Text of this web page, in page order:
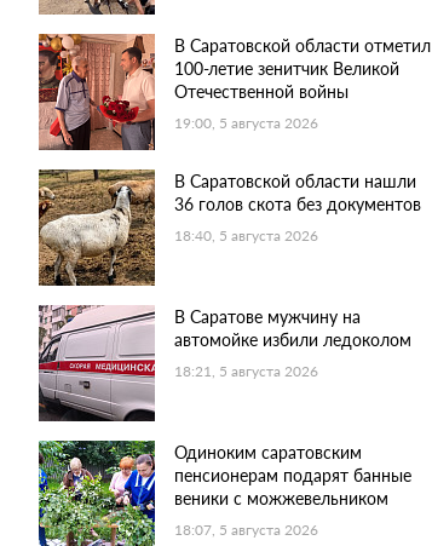
В Саратовской области отметил
100-летие зенитчик Великой
Отечественной войны
19:00, 5 августа 2026
В Саратовской области нашли
36 голов скота без документов
18:40, 5 августа 2026
В Саратове мужчину на
автомойке избили ледоколом
18:21, 5 августа 2026
Одиноким саратовским
пенсионерам подарят банные
веники с можжевельником
18:07, 5 августа 2026